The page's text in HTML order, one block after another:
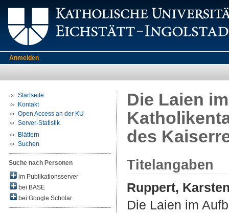
Anmelden
Startseite
Kontakt
Open Access an der KU
Server-Statistik
Blättern
Suchen
Suche nach Personen
im Publikationsserver
bei BASE
bei Google Scholar
Die Laien
des
Titelangaben
Ruppert,
Die Laien im